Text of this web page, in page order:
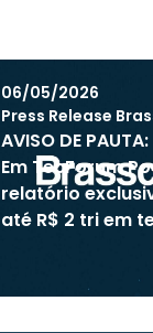
06/05/2026
Press Release
AVISO DE PAUTA:
Em TecForum
relatório
até R$ 2 tri em